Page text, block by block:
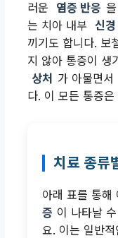
러운
염증 반응
는 치아 내부 신경
끼기도 합니다. 보
지 않아 통증이 생
상처 가 아물면서
다. 이 모든 통증
치료 종류
아래 표를 통해
증 이 나타날
요. 이는 일반